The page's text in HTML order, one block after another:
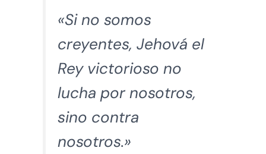
«Si no somos
creyentes, Jehová el
Rey victorioso no
lucha por nosotros,
sino contra
nosotros.»